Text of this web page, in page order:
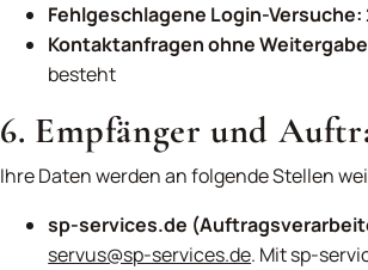
Fehlgeschlagene Login-Versuche:
Kontaktanfragen ohne
besteht
6. Empfänger und
Ihre Daten werden an folgende Stellen
sp-services.de
servus@sp-services.de. Mit sp-